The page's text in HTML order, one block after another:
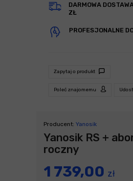
DARMOWA
ZŁ
PROFESJONALNE
Zapytaj o produkt
Poleć znajomemu
Producent: Yanosik
Yanosik RS +
roczny
1 739,00 zł